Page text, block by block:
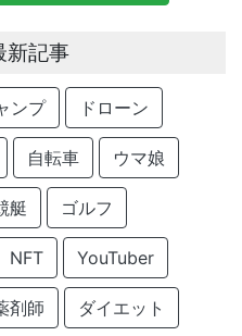
新記事
ンプ ドローン
自転車 ウマ娘
艇 ゴルフ
NFT YouTuber
剤師 ダイエット